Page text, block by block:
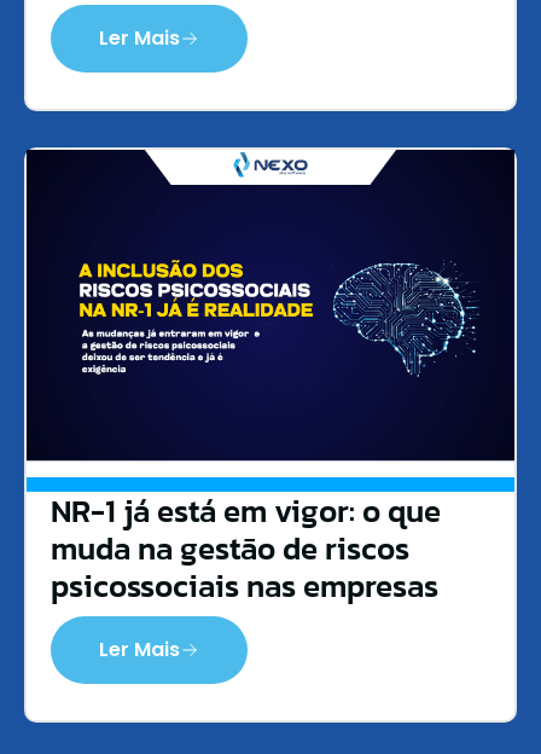
Ler Mais
NR-1 já está em vigor: o que
muda na gestão de riscos
psicossociais nas empresas
Ler Mais